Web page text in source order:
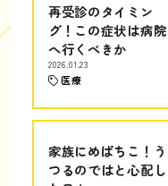
再受診のタイミン
グ！この症状は病院
へ行くべきか
2026.01.23
医療
家族にめばちこ！う
つるのではと心配し